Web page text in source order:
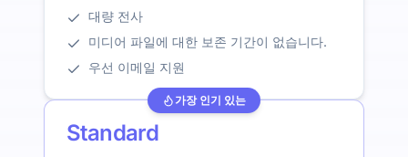
대량 전사
미디어 파일에 대한 보존 기간이 없습니다.
우선 이메일 지원
가장 인기 있는
Standard